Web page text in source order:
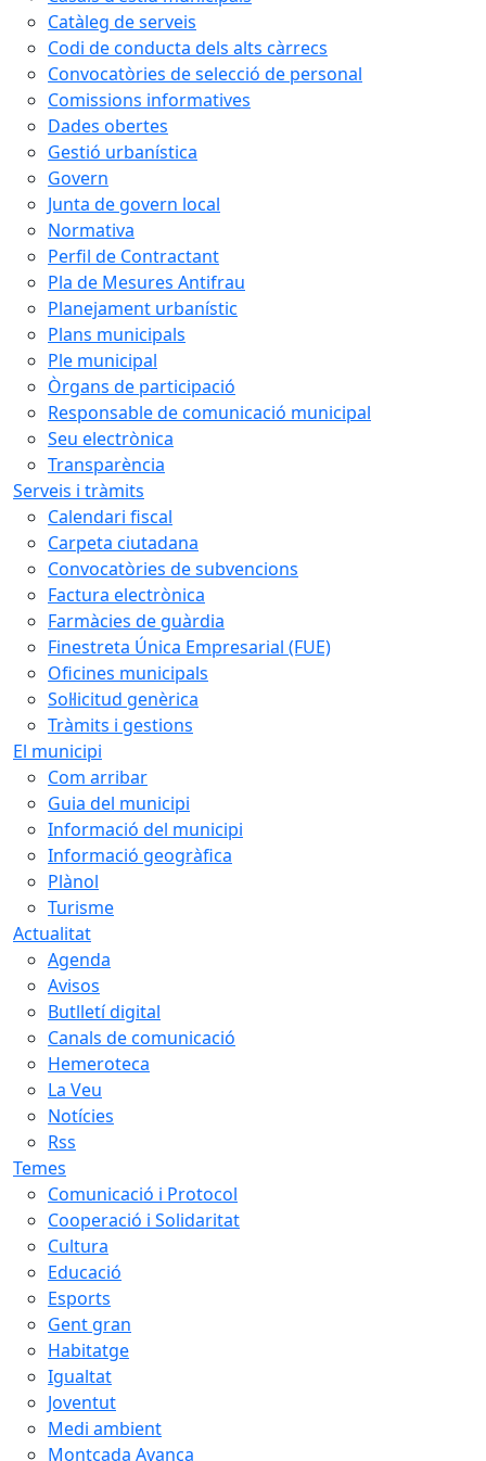
Catàleg de serveis
Codi de conducta dels alts càrrecs
Convocatòries de selecció de personal
Comissions informatives
Dades obertes
Gestió urbanística
Govern
Junta de govern local
Normativa
Perfil de Contractant
Pla de Mesures Antifrau
Planejament urbanístic
Plans municipals
Ple municipal
Òrgans de participació
Responsable de comunicació municipal
Seu electrònica
Transparència
Serveis i tràmits
Calendari fiscal
Carpeta ciutadana
Convocatòries de subvencions
Factura electrònica
Farmàcies de guàrdia
Finestreta Única Empresarial (FUE)
Oficines municipals
Sol·licitud genèrica
Tràmits i gestions
El municipi
Com arribar
Guia del municipi
Informació del municipi
Informació geogràfica
Plànol
Turisme
Actualitat
Agenda
Avisos
Butlletí digital
Canals de comunicació
Hemeroteca
La Veu
Notícies
Rss
Temes
Comunicació i Protocol
Cooperació i Solidaritat
Cultura
Educació
Esports
Gent gran
Habitatge
Igualtat
Joventut
Medi ambient
Montcada Avança